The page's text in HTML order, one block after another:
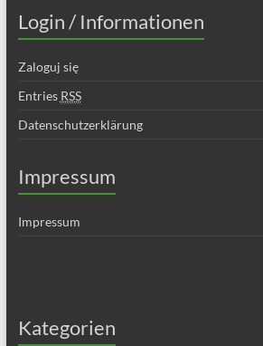
Login / Informationen
Zaloguj się
Entries RSS
Datenschutzerklärung
Impressum
Impressum
Kategorien